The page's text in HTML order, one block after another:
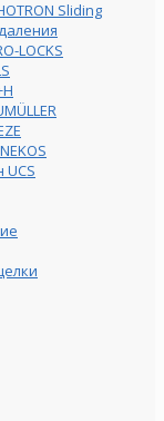
Sliding
LOCKS
UСS